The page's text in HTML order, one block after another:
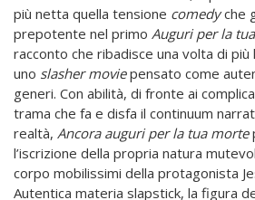
più netta quella tensione comedyche
prepotente nel primo Auguri per la
racconto che ribadisce una volta di più
uno slasher moviepensato come
generi. Con abilità, di fronte ai
trama che fa e disfa il continuum
realtà, Ancora auguri per la tua morte
l’iscrizione della propria natura
corpo mobilissimi della protagonista
Autentica materia slapstick, la figura